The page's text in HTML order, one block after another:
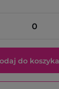
do koszyka